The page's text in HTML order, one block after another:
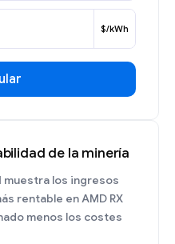
$/kWh
de la minería
muestra los ingresos
rentable en AMD RX
menos los costes